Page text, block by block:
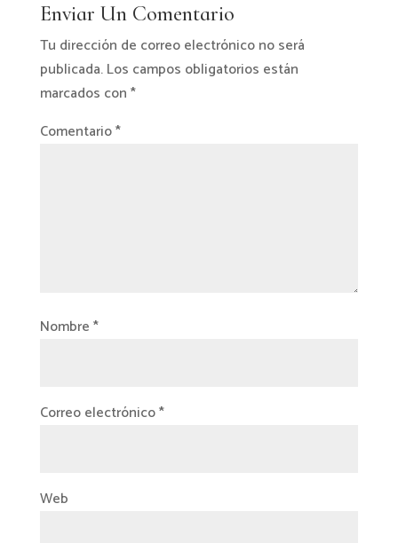
Enviar Un Comentario
Tu dirección de correo electrónico no será
publicada.Los campos obligatorios están
marcados con*
Comentario*
Nombre*
Correo electrónico*
Web